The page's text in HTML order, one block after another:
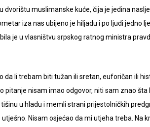
dvorištu muslimanske kuće, čija je jedina
iza nas ubijeno je hiljadu i po ljudi jedno
je u vlasništvu srpskog ratnog ministra
da li trebam biti tužan ili sretan, euforičan ili
pitanje nisam imao odgovor, niti sam znao
u hladu i memli strani prijestolničkih
utješno. Nisam osjećao da mi utjeha treba. Na